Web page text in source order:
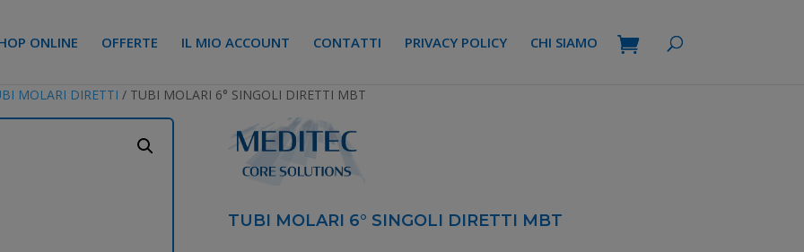
ONLINE OFFERTE IL MIO ACCOUNT CONTATTI PRIVACY POLICY CHI SIAMO
MOLARI DIRETTI / TUBI MOLARI 6° SINGOLI DIRETTI MBT
TUBI MOLARI 6° SINGOLI DIRETTI MBT